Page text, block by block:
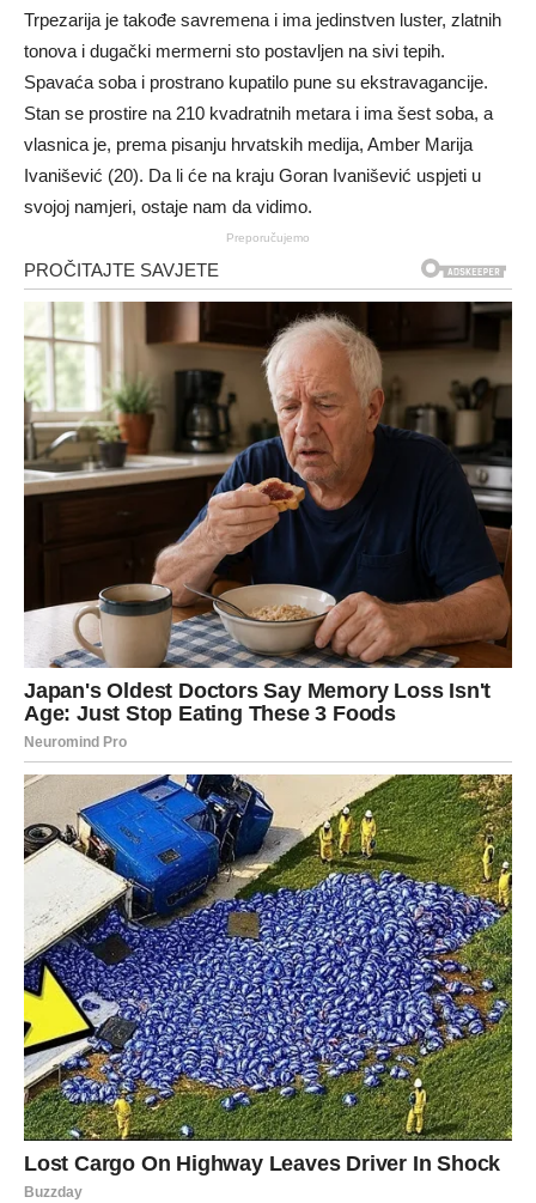
Trpezarija je takođe savremena i ima jedinstven luster, zlatnih
tonova i dugački mermerni sto postavljen na sivi tepih.
Spavaća soba i prostrano kupatilo pune su ekstravagancije.
Stan se prostire na 210 kvadratnih metara i ima šest soba, a
vlasnica je, prema pisanju hrvatskih medija, Amber Marija
Ivanišević (20). Da li će na kraju Goran Ivanišević uspjeti u
svojoj namjeri, ostaje nam da vidimo.
Preporučujemo